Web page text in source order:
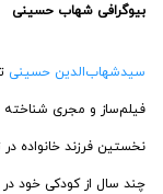
بیوگرافی شهاب حسینی
سیدشهاب‌الدین حسینی
نخستین فرزند خانواده
چند سال از کودکی خود